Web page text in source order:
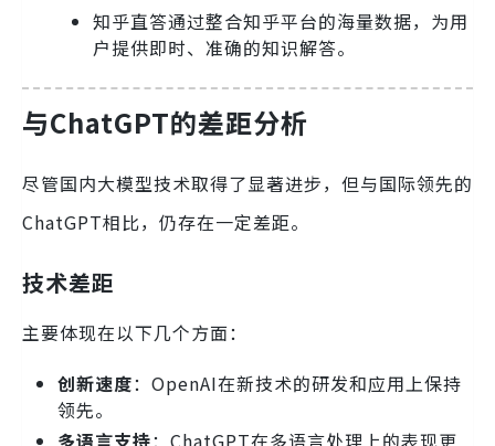
知乎直答通过整合知乎平台的海量数据，为用
户提供即时、准确的知识解答。
与ChatGPT的差距分析
尽管国内大模型技术取得了显著进步，但与国际领先的
ChatGPT相比，仍存在一定差距。
技术差距
主要体现在以下几个方面：
创新速度：OpenAI在新技术的研发和应用上保持
领先。
多语言支持：ChatGPT在多语言处理上的表现更